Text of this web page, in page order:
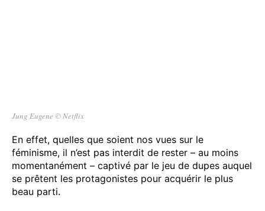
Jung Eugene ©Netflix
En effet, quelles que soient nos vues sur le
féminisme, il n’est pas interdit de rester – au moins
momentanément – captivé par le jeu de dupes auquel
se prêtent les protagonistes pour acquérir le plus
beau parti.